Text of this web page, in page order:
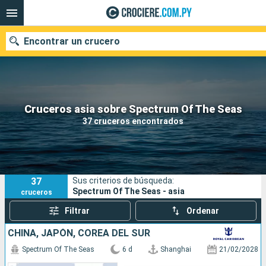
Cruceros asia sobre Spectrum Of The Seas
37 cruceros encontrados
Encontrar un crucero
Nuestros destinos
Fecha de salida
Puertos Compañías
Buscar
37
cruceros
Sus criterios de búsqueda:
Spectrum Of The Seas - asia
Filtrar Ordenar
CHINA, JAPÓN, COREA DEL SUR
Spectrum Of The Seas 6 d Shanghai 21/02/2028